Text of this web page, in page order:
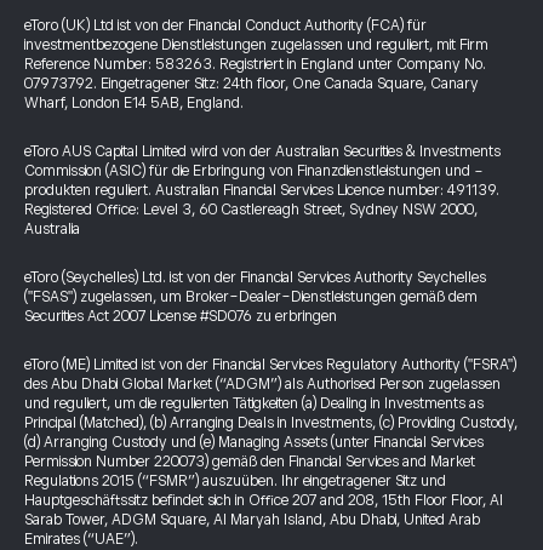
eToro (UK) Ltd ist von der Financial Conduct Authority (FCA) für
investmentbezogene Dienstleistungen zugelassen und reguliert, mit Firm
Reference Number: 583263. Registriert in England unter Company No.
07973792. Eingetragener Sitz: 24th floor, One Canada Square, Canary
Wharf, London E14 5AB, England.
eToro AUS Capital Limited wird von der Australian Securities & Investments
Commission (ASIC) für die Erbringung von Finanzdienstleistungen und -
produkten reguliert. Australian Financial Services Licence number: 491139.
Registered Office: Level 3, 60 Castlereagh Street, Sydney NSW 2000,
Australia
eToro (Seychelles) Ltd. ist von der Financial Services Authority Seychelles
("FSAS") zugelassen, um Broker-Dealer-Dienstleistungen gemäß dem
Securities Act 2007 License #SD076 zu erbringen
eToro (ME) Limited ist von der Financial Services Regulatory Authority ("FSRA")
des Abu Dhabi Global Market (“ADGM”) als Authorised Person zugelassen
und reguliert, um die regulierten Tätigkeiten (a) Dealing in Investments as
Principal (Matched), (b) Arranging Deals in Investments, (c) Providing Custody,
(d) Arranging Custody und (e) Managing Assets (unter Financial Services
Permission Number 220073) gemäß den Financial Services and Market
Regulations 2015 (“FSMR”) auszuüben. Ihr eingetragener Sitz und
Hauptgeschäftssitz befindet sich in Office 207 and 208, 15th Floor Floor, Al
Sarab Tower, ADGM Square, Al Maryah Island, Abu Dhabi, United Arab
Emirates (“UAE”).